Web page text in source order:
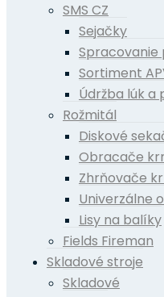
SMS CZ
Sejačky
Spracovanie
Sortiment
Údržba lúk a
Rožmitál
Diskové
Obracače
Zhrňovače
Univerzálne
Lisy na balíky
Fields Fireman
Skladové stroje
Skladové